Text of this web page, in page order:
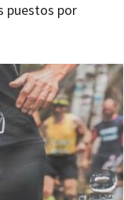
puestos por